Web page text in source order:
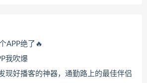
APP绝了🔥
我吹爆
现好播客的神器，通勤路上的最佳伴侣